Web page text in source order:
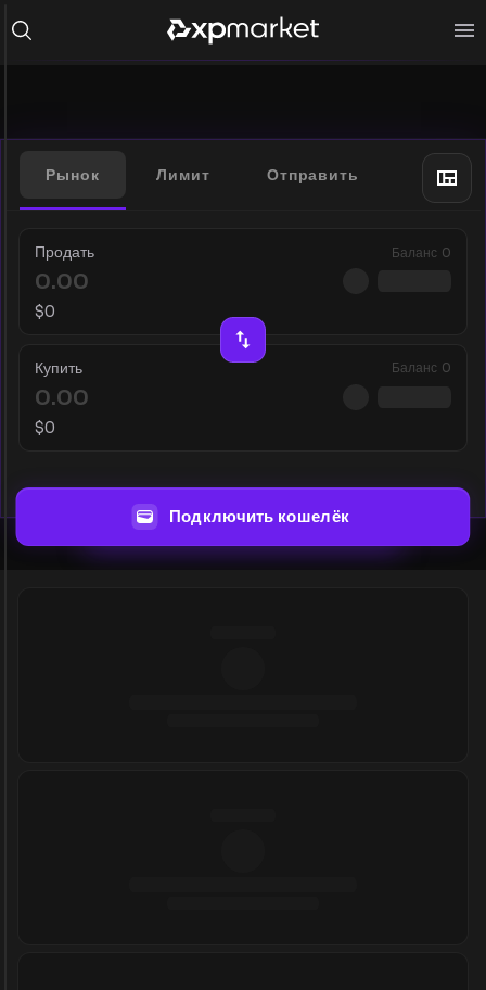
Рынок Лимит Отправить
Продать Баланс 0
$0
Купить Баланс 0
$0
Подключить кошелёк